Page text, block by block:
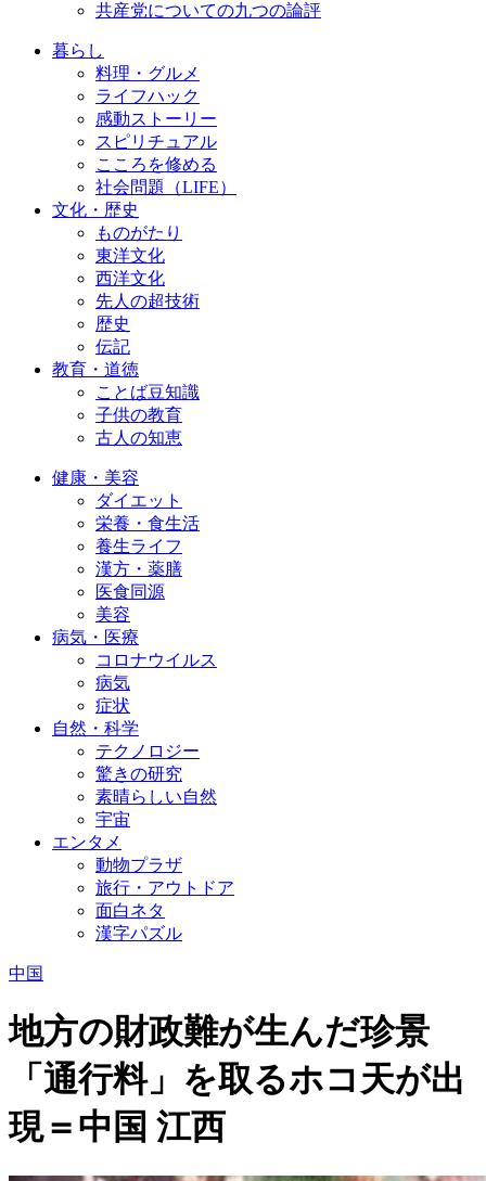
共産党についての九つの論評
暮らし
料理・グルメ
ライフハック
感動ストーリー
スピリチュアル
こころを修める
社会問題（LIFE）
文化・歴史
ものがたり
東洋文化
西洋文化
先人の超技術
歴史
伝記
教育・道徳
ことば豆知識
子供の教育
古人の知恵
健康・美容
ダイエット
栄養・食生活
養生ライフ
漢方・薬膳
医食同源
美容
病気・医療
コロナウイルス
病気
症状
自然・科学
テクノロジー
驚きの研究
素晴らしい自然
宇宙
エンタメ
動物プラザ
旅行・アウトドア
面白ネタ
漢字パズル
中国
地方の財政難が生んだ珍景
「通行料」を取るホコ天が出
現＝中国 江西